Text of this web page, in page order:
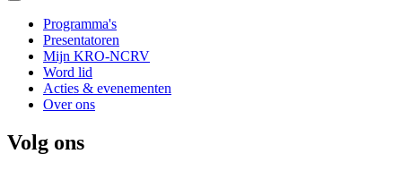
Programma's
Presentatoren
Mijn KRO-NCRV
Word lid
Acties & evenementen
Over ons
Volg ons